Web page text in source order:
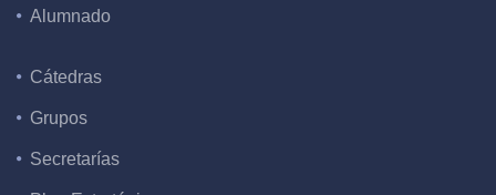
Alumnado
Cátedras
Grupos
Secretarías